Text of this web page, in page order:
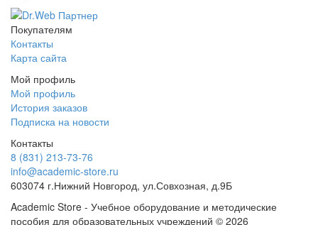
Покупателям
Контакты
Карта сайта
Мой профиль
Мой профиль
История заказов
Подписка на новости
Контакты
8 (831) 213-73-76
info@academic-store.ru
603074 г.Нижний Новгород, ул.Совхозная, д.9Б
Academic Store - Учебное оборудование и методические
пособия для образовательных учреждений © 2026